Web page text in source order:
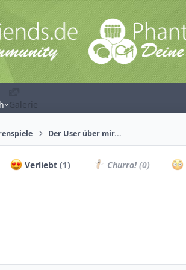
Galerie
Der User über mir...
Verliebt(1) Churro!(0)